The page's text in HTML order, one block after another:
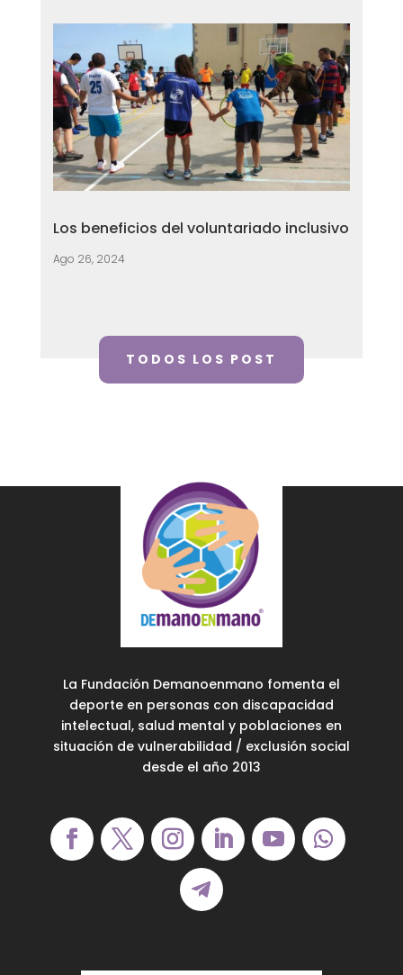
Los beneficios del voluntariado inclusivo
Ago 26, 2024
TODOS LOS POST
La Fundación Demanoenmano fomenta el
deporte en personas con discapacidad
intelectual, salud mental y poblaciones en
situación de vulnerabilidad / exclusión social
desde el año 2013